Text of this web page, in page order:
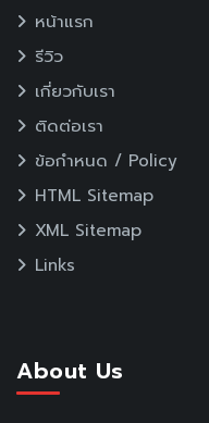
หน้าแรก
รีวิว
เกี่ยวกับเรา
ติดต่อเรา
ข้อกำหนด / Policy
HTML Sitemap
XML Sitemap
Links
About Us